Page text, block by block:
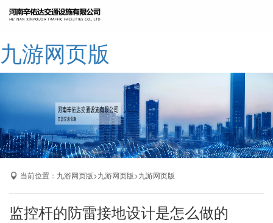
九游网页版网站九游网页版
公司简介
九游网页版
产品展示
成功案例
当前位置： 九游网页版>九游网页版>九游网页版
监控杆的防雷接地设计是怎么做的